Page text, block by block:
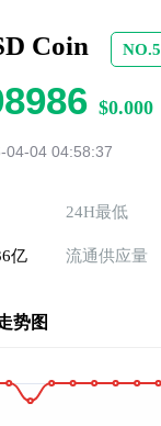
Coin NO.5
$0.000
04-04 04:58:37
24H最低
亿 流通供应量
势图